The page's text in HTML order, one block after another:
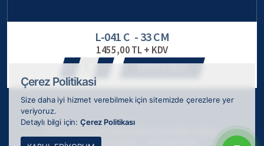
L-041 C - 33 CM
1455,00 TL + KDV
Webkokteyli tarafından
Çerez Politikasi
Size daha iyi hizmet verebilmek için sitemizde çerezlere yer
veriyoruz.
Detaylı bilgi için: Çerez Politikası